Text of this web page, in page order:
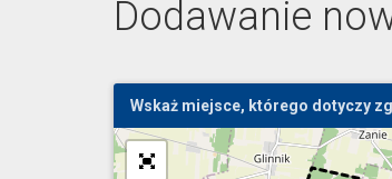
Dodawanie
Wskaż miejsce, którego dotyczy